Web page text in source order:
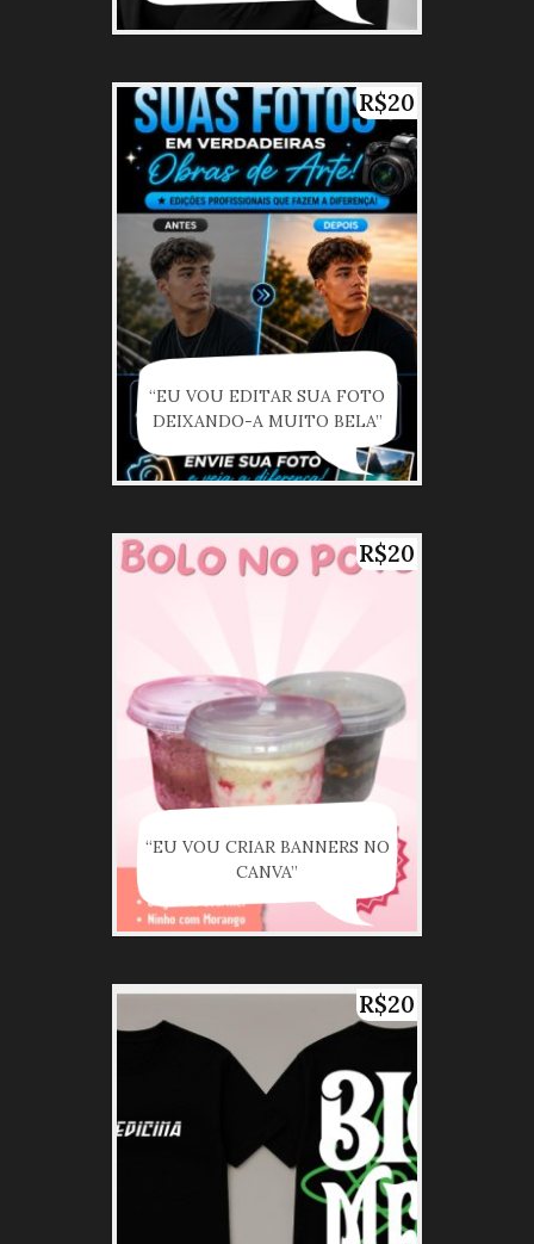
R$20
“EU VOU EDITAR SUA FOTO
DEIXANDO-A MUITO BELA”
R$20
“EU VOU CRIAR BANNERS NO
CANVA”
R$20